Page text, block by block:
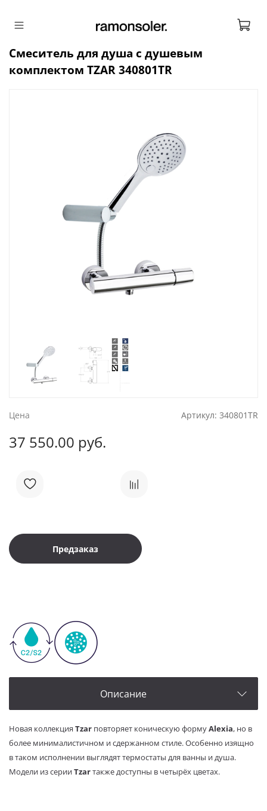
Цена Артикул: 340801TR
Смеситель для душа с душевым
комплектом TZAR 340801TR
37 550.00 руб.
Предзаказ
Описание
Новая коллекция Tzar повторяет коническую формуAlexia, но в
более минималистичном и сдержанном стиле. Особенно изящно
в таком исполнении выглядят термостаты для ванны и душа.
Модели из серииTzarтакже доступны в четырёх цветах.